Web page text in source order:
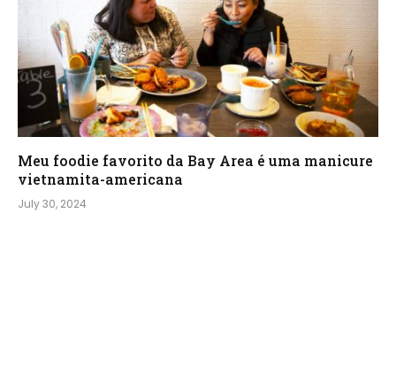
Meu foodie favorito da Bay Area é uma manicure
vietnamita-americana
July 30, 2024